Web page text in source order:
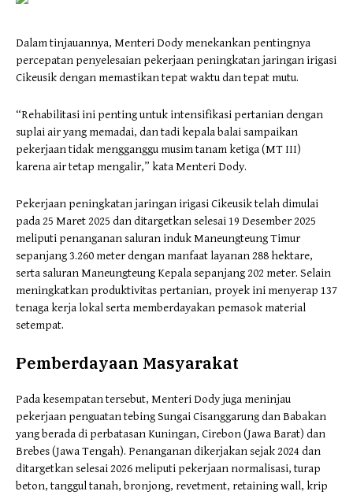
Dalam tinjauannya, Menteri Dody menekankan pentingnya
percepatan penyelesaian pekerjaan peningkatan jaringan irigasi
Cikeusik dengan memastikan tepat waktu dan tepat mutu.
“Rehabilitasi ini penting untuk intensifikasi pertanian dengan
suplai air yang memadai, dan tadi kepala balai sampaikan
pekerjaan tidak mengganggu musim tanam ketiga (MT III)
karena air tetap mengalir,” kata Menteri Dody.
Pekerjaan peningkatan jaringan irigasi Cikeusik telah dimulai
pada 25 Maret 2025 dan ditargetkan selesai 19 Desember 2025
meliputi penanganan saluran induk Maneungteung Timur
sepanjang 3.260 meter dengan manfaat layanan 288 hektare,
serta saluran Maneungteung Kepala sepanjang 202 meter. Selain
meningkatkan produktivitas pertanian, proyek ini menyerap 137
tenaga kerja lokal serta memberdayakan pemasok material
setempat.
Pemberdayaan Masyarakat
Pada kesempatan tersebut, Menteri Dody juga meninjau
pekerjaan penguatan tebing Sungai Cisanggarung dan Babakan
yang berada di perbatasan Kuningan, Cirebon (Jawa Barat) dan
Brebes (Jawa Tengah). Penanganan dikerjakan sejak 2024 dan
ditargetkan selesai 2026 meliputi pekerjaan normalisasi, turap
beton, tanggul tanah, bronjong, revetment, retaining wall, krip